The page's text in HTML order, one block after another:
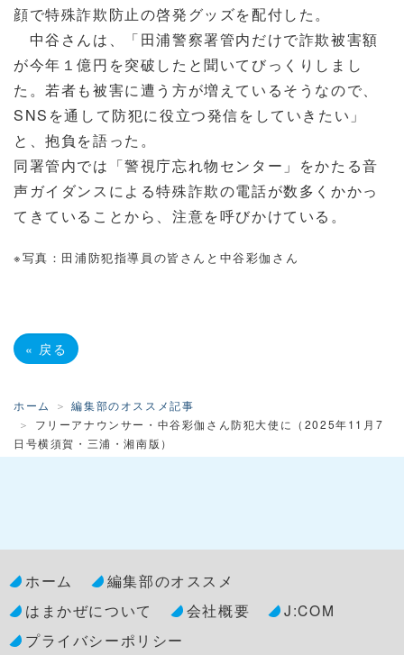
顔で特殊詐欺防止の啓発グッズを配付した。
中谷さんは、「田浦警察署管内だけで詐欺被害額
が今年１億円を突破したと聞いてびっくりしまし
た。若者も被害に遭う方が増えているそうなので、
SNSを通して防犯に役立つ発信をしていきたい」
と、抱負を語った。
同署管内では「警視庁忘れ物センター」をかたる音
声ガイダンスによる特殊詐欺の電話が数多くかかっ
てきていることから、注意を呼びかけている。
※写真：田浦防犯指導員の皆さんと中谷彩伽さん
« 戻る
ホーム
編集部のオススメ記事
フリーアナウンサー・中谷彩伽さん防犯大使に（2025年11月7
日号横須賀・三浦・湘南版）
ホーム
編集部のオススメ
はまかぜについて
会社概要
J:COM
プライバシーポリシー